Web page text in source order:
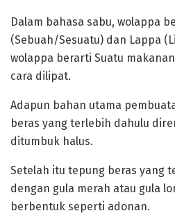
Dalam bahasa sabu, wolappa
(Sebuah/Sesuatu) dan Lappa
wolappa berarti Suatu
cara dilipat.
‎Adapun bahan utama
beras yang terlebih dahulu
ditumbuk halus.
Setelah itu tepung beras yang
dengan gula merah atau gula
berbentuk seperti adonan.